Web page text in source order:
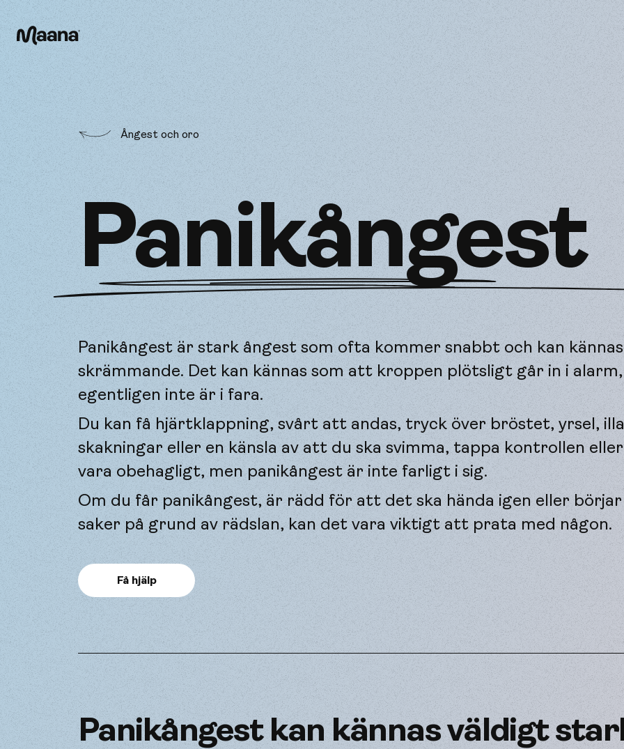
Ångest och oro
Panikångest
Panikångest är stark ångest som ofta kommer snabbt och kan
skrämmande. Det kan kännas som att kroppen plötsligt går in i
egentligen inte är i fara.
Du kan få hjärtklappning, svårt att andas, tryck över bröstet, yrsel,
skakningar eller en känsla av att du ska svimma, tappa kontrollen
vara obehagligt, men panikångest är inte farligt i sig.
Om du får panikångest, är rädd för att det ska hända igen eller
saker på grund av rädslan, kan det vara viktigt att prata med någon.
Få hjälp
Panikångest kan kännas väldigt